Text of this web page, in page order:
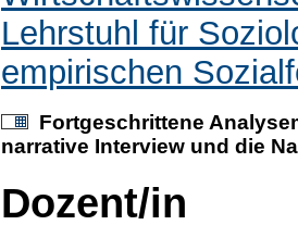
Lehrstuhl für
empirischen
Fortgeschrittene
narrative Interview und die
Dozent/in